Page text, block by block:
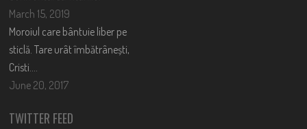
March 15, 2019
Moroiul care bântuie liber pe
sticlă. Tare urât îmbătrânești,
Cristi….
June 20, 2017
TWITTER FEED